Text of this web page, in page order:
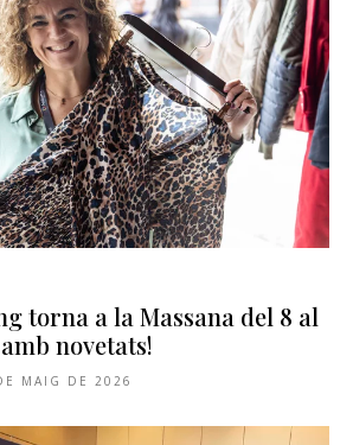
torna a la Massana del 8 al
novetats!
MAIG DE 2026